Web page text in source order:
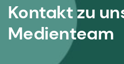
Kontakt zu
Medienteam